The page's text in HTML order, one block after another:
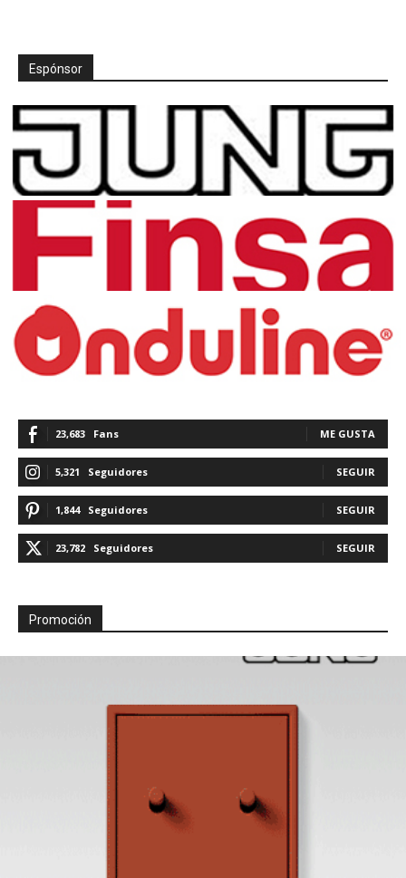
Espónsor
23,683 Fans ME GUSTA
5,321 Seguidores SEGUIR
1,844 Seguidores SEGUIR
23,782 Seguidores SEGUIR
Promoción